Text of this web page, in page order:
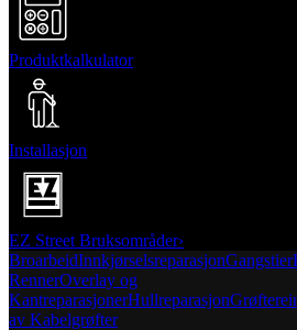
Produktkalkulator
Installasjon
EZ Street Bruksområder›
BroarbeidInnkjørselsreparasjonGangstier
RennerOverlay og
KantreparasjonerHullreparasjon
av Kabelgrøfter